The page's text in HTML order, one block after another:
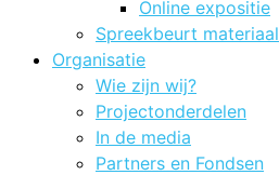
Online expositie
Spreekbeurt materiaal
Organisatie
Wie zijn wij?
Projectonderdelen
In de media
Partners en Fondsen